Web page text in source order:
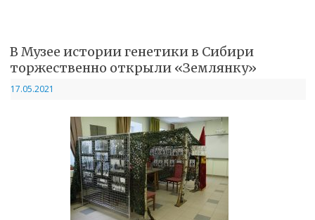
В Музее истории генетики в Сибири
торжественно открыли «Землянку»
17.05.2021